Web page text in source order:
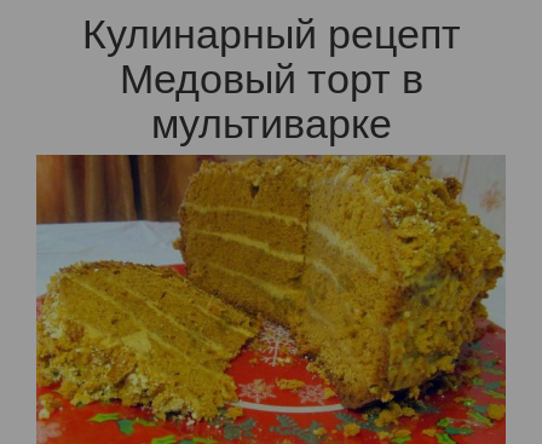
Кулинарный рецепт
Медовый торт в
мультиварке